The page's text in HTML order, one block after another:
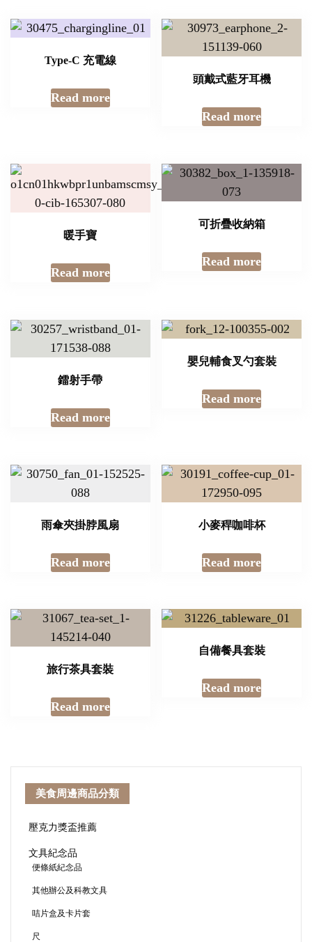
Type-C 充電線
Read more
頭戴式藍牙耳機
Read more
暖手寶
Read more
可折疊收納箱
Read more
鐳射手帶
Read more
嬰兒輔食叉勺套裝
Read more
雨傘夾掛脖風扇
Read more
小麥稈咖啡杯
Read more
旅行茶具套裝
Read more
自備餐具套裝
Read more
美食周邊商品分類
壓克力獎盃推薦
文具紀念品
便條紙紀念品
其他辦公及科教文具
咭片盒及卡片套
尺